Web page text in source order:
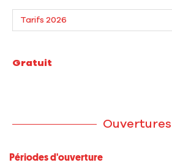
Gratuit
Ouvertures
Périodes d'ouverture